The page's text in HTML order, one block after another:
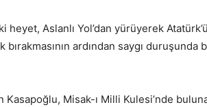
heyet, Aslanlı Yol’dan yürüyerek
ardından saygı duruşunda
Kasapoğlu, Misak-ı Milli Kulesi’nde